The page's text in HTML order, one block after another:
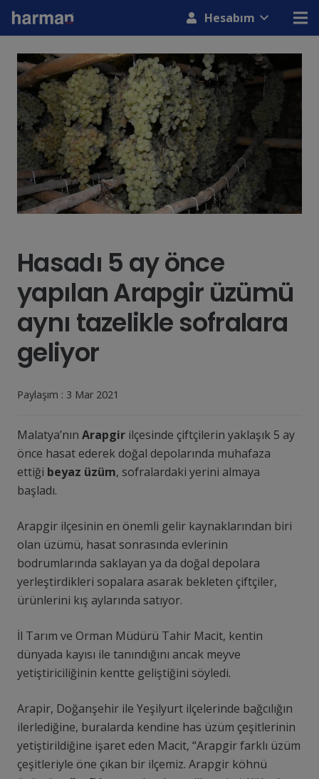
Hesabım
Hasadı 5 ay önce
yapılan Arapgir üzümü
aynı tazelikle sofralara
geliyor
Paylaşım : 3 Mar 2021
Malatya’nın Arapgir ilçesinde çiftçilerin yaklaşık 5 ay
önce hasat ederek doğal depolarında muhafaza
ettiği beyaz üzüm, sofralardaki yerini almaya
başladı.
Arapgir ilçesinin en önemli gelir kaynaklarından biri
olan üzümü, hasat sonrasında evlerinin
bodrumlarında saklayan ya da doğal depolara
yerleştirdikleri sopalara asarak bekleten çiftçiler,
ürünlerini kış aylarında satıyor.
İl Tarım ve Orman Müdürü Tahir Macit, kentin
dünyada kayısı ile tanındığını ancak meyve
yetiştiriciliğinin kentte geliştiğini söyledi.
Arapir, Doğanşehir ile Yeşilyurt ilçelerinde bağcılığın
ilerlediğine, buralarda kendine has üzüm çeşitlerinin
yetiştirildiğine işaret eden Macit, “Arapgir farklı üzüm
çeşitleriyle öne çıkan bir ilçemiz. Arapgir köhnü
modal-check